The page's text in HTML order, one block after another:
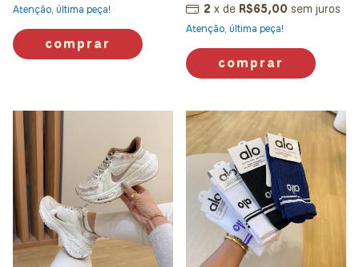
Atenção, última peça!
comprar
2 x de R$65,00 sem juros
Atenção, última peça!
comprar